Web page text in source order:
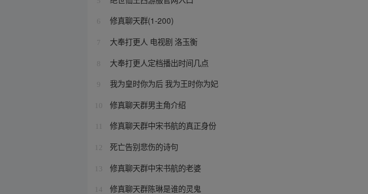
6 修真聊天群(1-200)
7 大奉打更人 电视剧 洛玉衡
8 大奉打更人定档播出时间几点
9 我为皇时你为后 我为王时你为妃
10 修真聊天群男主角介绍
修真聊天群中宋书航的真正身份
12 死亡告别悲伤的诗句
13 修真聊天群中宋书航的老婆
14 修真聊天群陈琳是谁的灵鬼